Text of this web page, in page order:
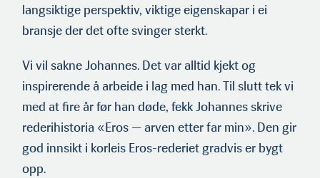
lang­siktige perspektiv, viktige eigenskapar i ei
bransje der det ofte svinger sterkt.
Vi vil sakne Johannes. Det var alltid kjekt og
inspirerende å arbeide i lag med han. Til slutt tek vi
med at fire år før han døde, fekk Johannes skrive
rederihistoria «Eros — arven etter far min». Den gir
god innsikt i korleis Eros-rederiet gradvis er bygt
opp.